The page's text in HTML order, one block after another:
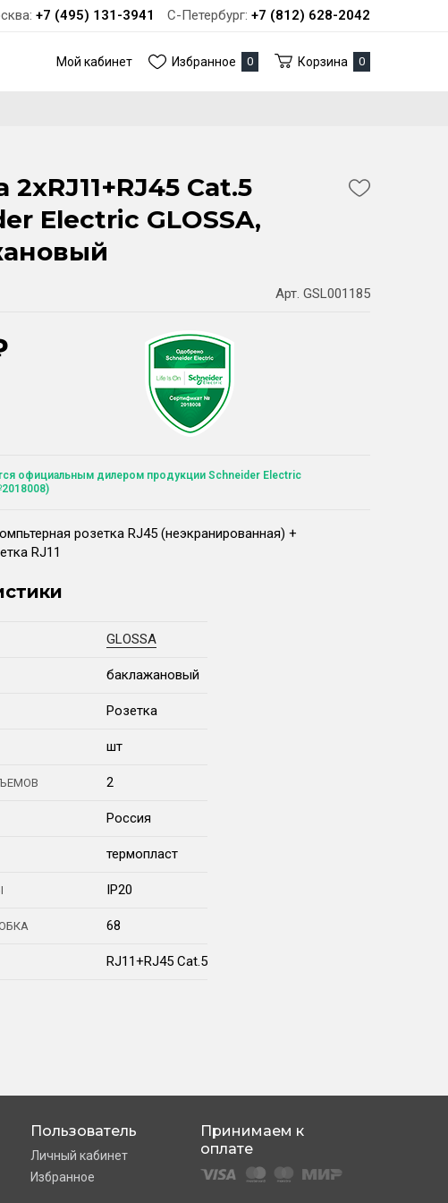
+7 (495) 131-3941 С-Петербург: +7 (812) 628-2042
Мой кабинет Избранное 0 Корзина 0
2xRJ11+RJ45 Cat.5
Electric GLOSSA,
Арт. GSL001185
официальным дилером продукции Schneider Electric
розетка RJ45 (неэкранированная) +
RJ11
GLOSSA
баклажановый
Розетка
шт
2
Россия
термопласт
IP20
68
RJ11+RJ45 Cat.5
Пользователь
Личный кабинет
Избранное
Принимаем к
оплате